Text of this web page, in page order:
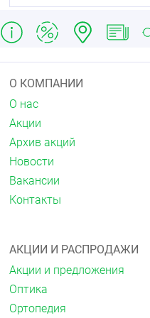
плоскостопие
плосковальгусная
Способ
положении сидя,
антисептиком
Противопоказания
Не использовать в
покровов.
Условия хранения
Хранить вдалеке от
Уход за изделием
Мыть массажную
вручную, в теплой воде
исключительно
следует удалить
О КОМПАНИИ
О нас
Акции
Архив акций
Новости
Вакансии
Контакты
АКЦИИ И РАСПРОДАЖИ
Акции и предложения
Оптика
Ортопедия